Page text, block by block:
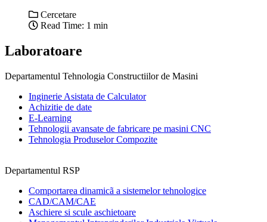
Cercetare
Read Time: 1 min
Laboratoare
Departamentul Tehnologia Constructiilor de Masini
Inginerie Asistata de Calculator
Achizitie de date
E-Learning
Tehnologii avansate de fabricare pe masini CNC
Tehnologia Produselor Compozite
Departamentul RSP
Comportarea dinamicã a sistemelor tehnologice
CAD/CAM/CAE
Aschiere si scule aschietoare